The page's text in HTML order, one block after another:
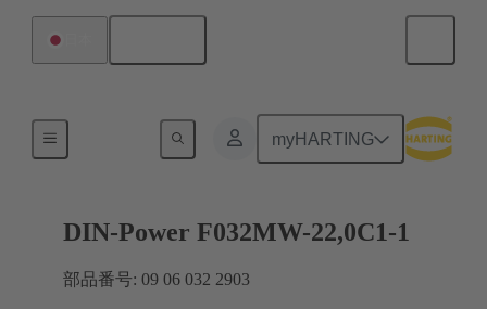
myHARTING
DIN-Power F032MW-22,0C1-1
部品番号: 09 06 032 2903